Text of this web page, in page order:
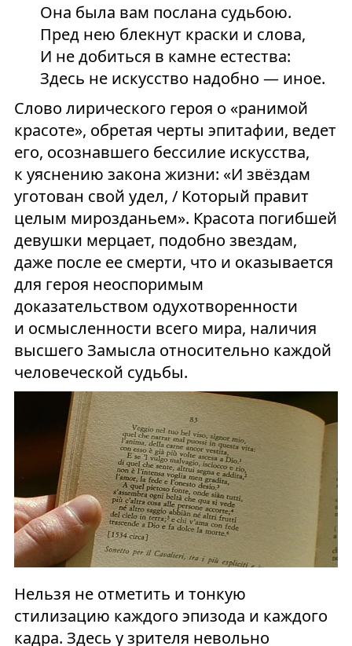
Она была вам послана судьбою.
Пред нею блекнут краски и слова,
И не добиться в камне естества:
Здесь не искусство надобно — иное.
Слово лирического героя о «ранимой
красоте», обретая черты эпитафии, ведет
его, осознавшего бессилие искусства,
к уяснению закона жизни: «И звёздам
уготован свой удел, / Который правит
целым мирозданьем». Красота погибшей
девушки мерцает, подобно звездам,
даже после ее смерти, что и оказывается
для героя неоспоримым
доказательством одухотворенности
и осмысленности всего мира, наличия
высшего Замысла относительно каждой
человеческой судьбы.
Нельзя не отметить и тонкую
стилизацию каждого эпизода и каждого
кадра. Здесь у зрителя невольно